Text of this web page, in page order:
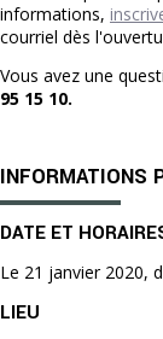
informations,
courriel dès
Vous avez une
95 15 10.
INFORMATIONS
DATE ET
Le 21 janvier 2020,
LIEU